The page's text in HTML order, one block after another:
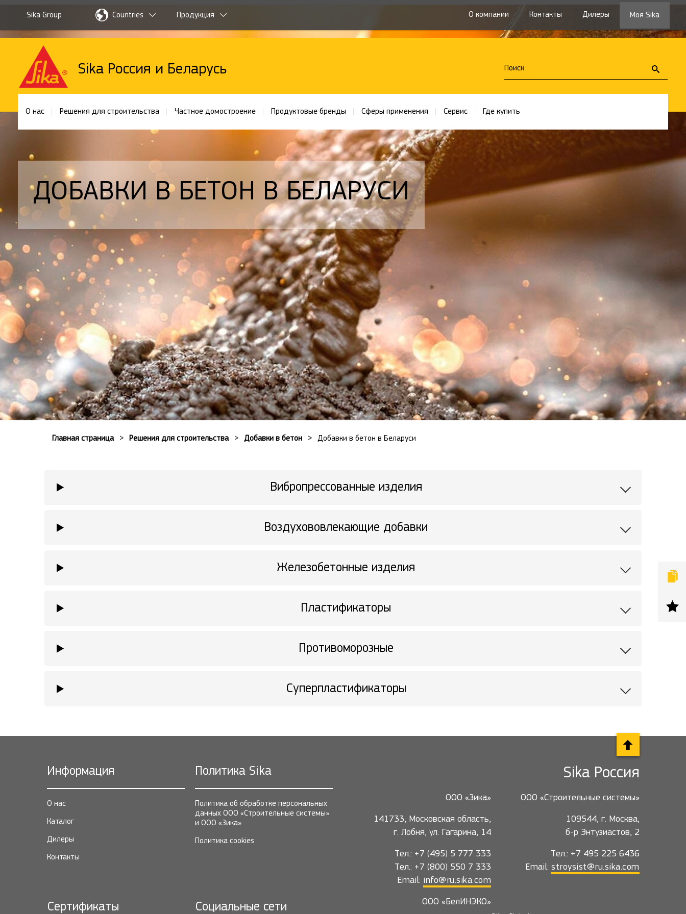
Sika Group Countries Продукция О компании Контакты Дилеры Моя Sika
Sika Россия и Беларусь
О нас Решения для строительства Частное домостроение Продуктовые бренды Сферы применения Сервис Где купить
ДОБАВКИ В БЕТОН В БЕЛАРУСИ
Главная страница Решения для строительства Добавки в бетон Добавки в бетон в Беларуси
Вибропрессованные изделия
Воздухововлекающие добавки
Железобетонные изделия
Пластификаторы
Противоморозные
Суперпластификаторы
Информация
О нас
Каталог
Дилеры
Контакты
Политика Sika
Политика об обработке персональных
данных ООО «Строительные системы»
и ООО «Зика»
Политика cookies
Сертификаты Социальные сети
Sika Россия
ООО «Зика»
141733, Московская область,
г. Лобня, ул. Гагарина, 14
Тел.: +7 (495) 5 777 333
Тел.: +7 (800) 550 7 333
Email: info@ru.sika.com
ООО «Строительные системы»
109544, г. Москва,
б-р Энтузиастов, 2
Тел.: +7 495 225 6436
Email: stroysist@ru.sika.com
ООО «БелИНЭКО»